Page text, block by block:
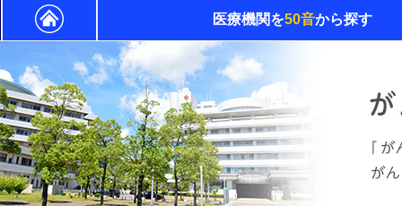
医療機関を50音から探す